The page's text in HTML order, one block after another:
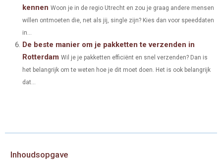
kennen Woon je in de regio Utrecht en zou je graag andere mensen
willen ontmoeten die, net als jij, single zijn? Kies dan voor speeddaten
in...
De beste manier om je pakketten te verzenden in
Rotterdam Wil je je pakketten efficiënt en snel verzenden? Dan is
het belangrijk om te weten hoe je dit moet doen. Het is ook belangrijk
dat...
Inhoudsopgave